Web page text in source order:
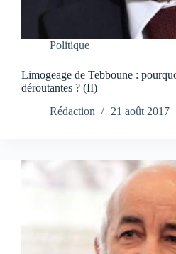
Politique
Limogeage de Tebboune :
déroutantes ? (II)
Rédaction
21 août 2017